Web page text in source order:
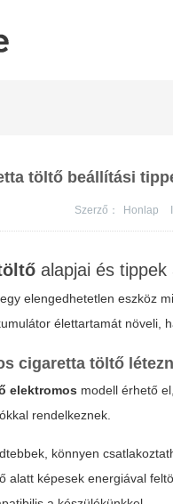
töltő beállítási
Szerző： Honlap
alapjai és
egy elengedhetetlen eszköz
élettartamát növeli,
cigaretta töltő
elektromos modell érhető
rendelkeznek.
könnyen
alatt képesek energiával